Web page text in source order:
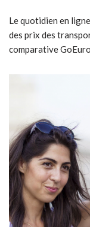
Le quotidien en
des prix des
comparative